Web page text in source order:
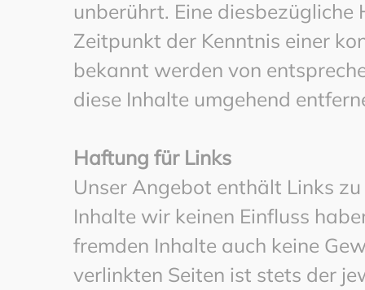
unberührt. Eine
Zeitpunkt der Kenntnis einer
bekannt werden von
diese Inhalte umgehend
Haftung für Links
Unser Angebot enthält Links
Inhalte wir keinen Einfluss
fremden Inhalte auch keine
verlinkten Seiten ist stets der